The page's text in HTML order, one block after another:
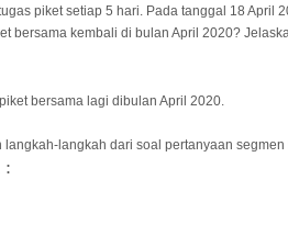
piket setiap 5 hari. Pada tanggal 18 April
bersama kembali di bulan April 2020?
bersama lagi dibulan April 2020.
langkah-langkah dari soal pertanyaan segmen
: